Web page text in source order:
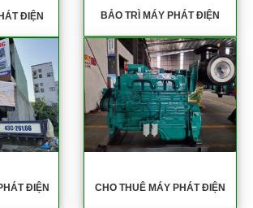
ĐIỆN BẢO TRÌ MÁY PHÁT ĐIỆN
ĐIỆN CHO THUÊ MÁY PHÁT ĐIỆN